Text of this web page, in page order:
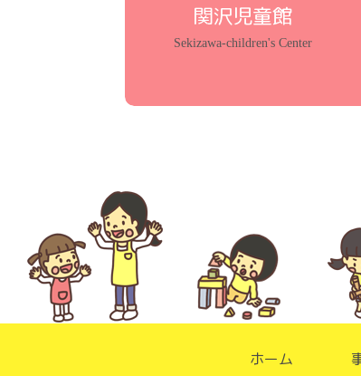
関沢児童館
Sekizawa-children's Center
ホーム